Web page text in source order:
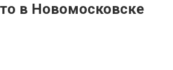
в Новомосковске